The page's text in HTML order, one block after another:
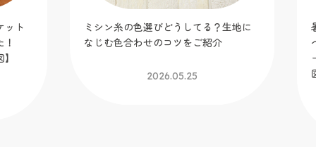
ト
ミシン糸の色選びどうしてる？生地に
なじむ色合わせのコツをご紹介
2026.05.25